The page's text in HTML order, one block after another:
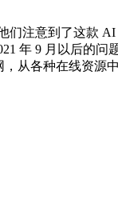
们注意到了这款
年 9 月以后的
从各种在线资